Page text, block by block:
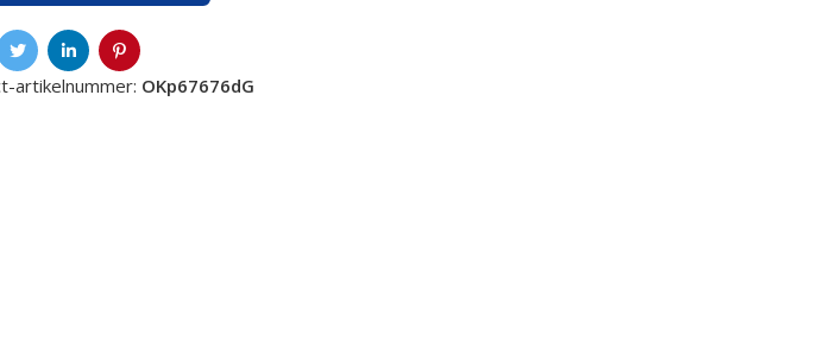
artikelnummer: OKp67676dG